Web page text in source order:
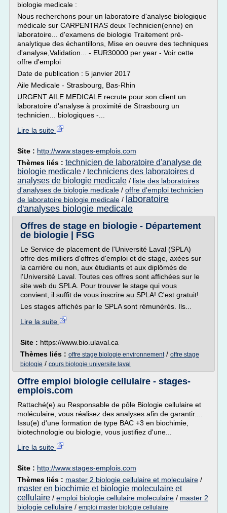
biologie medicale :
Nous recherchons pour un laboratoire d'analyse biologique
médicale sur CARPENTRAS deux Technicien(enne) en
laboratoire... d'examens de biologie Traitement pré-
analytique des échantillons, Mise en oeuvre des techniques
d'analyse,Validation... - EUR30000 per year - Voir cette
offre d'emploi
Date de publication : 5 janvier 2017
Aile Medicale - Strasbourg, Bas-Rhin
URGENT AILE MEDICALE recrute pour son client un
laboratoire d'analyse à proximité de Strasbourg un
technicien... biologiques -...
Lire la suite
Site : http://www.stages-emplois.com
Thèmes liés : technicien de laboratoire d'analyse de
biologie medicale / techniciens des laboratoires d
analyses de biologie medicale / liste des laboratoires
d'analyses de biologie medicale / offre d'emploi technicien
de laboratoire biologie medicale / laboratoire
d'analyses biologie medicale
Offres de stage en biologie - Département
de biologie | FSG
Le Service de placement de l'Université Laval (SPLA)
offre des milliers d'offres d'emploi et de stage, axées sur
la carrière ou non, aux étudiants et aux diplômés de
l'Université Laval. Toutes ces offres sont affichées sur le
site web du SPLA. Pour trouver le stage qui vous
convient, il suffit de vous inscrire au SPLA! C'est gratuit!
Les stages affichés par le SPLA sont rémunérés. Ils...
Lire la suite
Site : https://www.bio.ulaval.ca
Thèmes liés : offre stage biologie environnement/ offre stage
biologie / cours biologie universite laval
Offre emploi biologie cellulaire - stages-
emplois.com
Rattaché(e) au Responsable de pôle Biologie cellulaire et
moléculaire, vous réalisez des analyses afin de garantir....
Issu(e) d'une formation de type BAC +3 en biochimie,
biotechnologie ou biologie, vous justifiez d'une...
Lire la suite
Site : http://www.stages-emplois.com
Thèmes liés : master 2 biologie cellulaire et moleculaire /
master en biochimie et biologie moleculaire et
cellulaire / emploi biologie cellulaire moleculaire / master 2
biologie cellulaire / emploi master biologie cellulaire